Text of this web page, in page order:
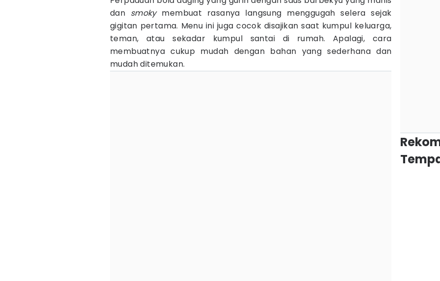
dan smokymembuat rasanya langsung menggugah selera sejak
gigitan pertama. Menu ini juga cocok disajikan saat kumpul keluarga,
teman, atau sekadar kumpul santai di rumah. Apalagi, cara
membuatnya cukup mudah dengan bahan yang sederhana dan
mudah ditemukan.